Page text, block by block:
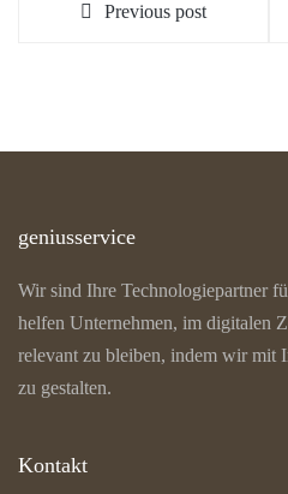
Previous post
geniusservice
Wir sind Ihre Technologiepartner
helfen Unternehmen, im digitalen
relevant zu bleiben, indem wir mit
zu gestalten.
Kontakt